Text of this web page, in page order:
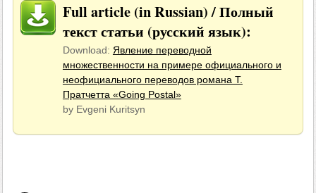
Full article (in Russian) / Полный
текст статьи (русский язык):
Download: Явление переводной
множественности на примере официального и
неофициального переводов романа Т.
Пратчетта «Going Postal»
by Evgeni Kuritsyn